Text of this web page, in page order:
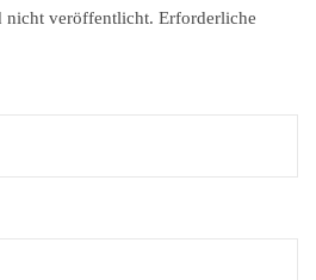
nicht veröffentlicht. Erforderliche